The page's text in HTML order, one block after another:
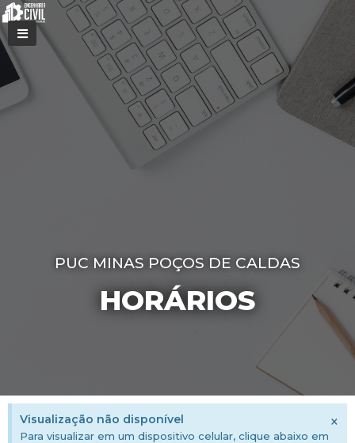
PUC MINAS POÇOS DE CALDAS
HORÁRIOS
Visualização não disponível
Para visualizar em um dispositivo celular, clique abaixo em
×